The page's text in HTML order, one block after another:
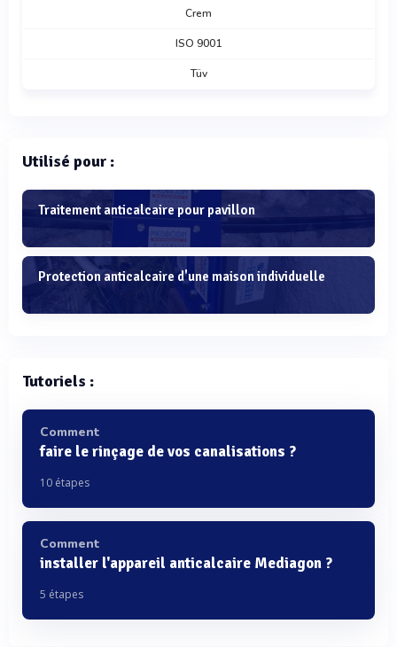
Crem
ISO 9001
Tüv
Utilisé pour :
Traitement anticalcaire pour pavillon
Protection anticalcaire d'une maison individuelle
Tutoriels :
Comment
faire le rinçage de vos canalisations ?
10 étapes
Comment
installer l'appareil anticalcaire Mediagon ?
5 étapes